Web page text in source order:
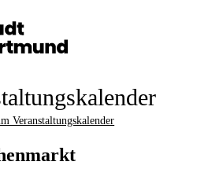
Veranstaltungskalender